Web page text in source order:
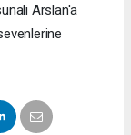
Arslan'a